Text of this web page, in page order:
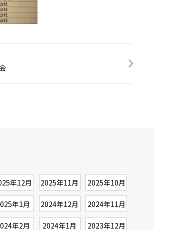
年12月 2025年11月 2025年10月
年1月 2024年12月 2024年11月
年2月 2024年1月 2023年12月